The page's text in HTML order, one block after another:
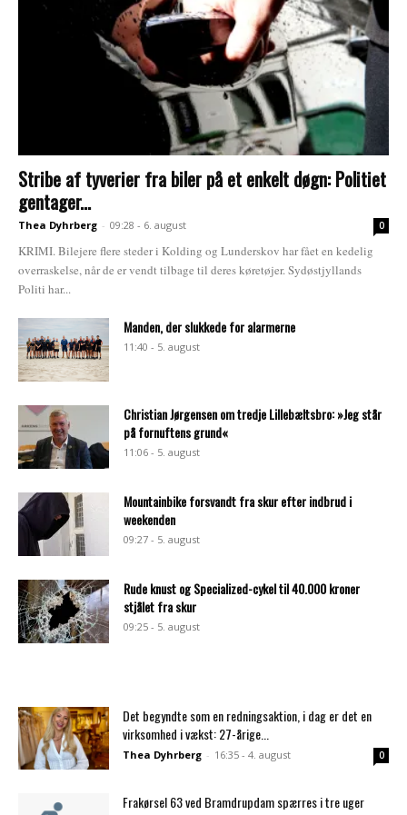
Stribe af tyverier fra biler på et enkelt døgn: Politiet
gentager...
Thea Dyhrberg - 09:28 - 6. august 0
KRIMI. Bilejere flere steder i Kolding og Lunderskov har fået en kedelig
overraskelse, når de er vendt tilbage til deres køretøjer. Sydøstjyllands
Politi har...
Manden, der slukkede for alarmerne
11:40 - 5. august
Christian Jørgensen om tredje Lillebæltsbro: »Jeg står
på fornuftens grund«
11:06 - 5. august
Mountainbike forsvandt fra skur efter indbrud i
weekenden
09:27 - 5. august
Rude knust og Specialized-cykel til 40.000 kroner
stjålet fra skur
09:25 - 5. august
Det begyndte som en redningsaktion, i dag er det en
virksomhed i vækst: 27-årige...
Thea Dyhrberg - 16:35 - 4. august 0
Frakørsel 63 ved Bramdrupdam spærres i tre uger